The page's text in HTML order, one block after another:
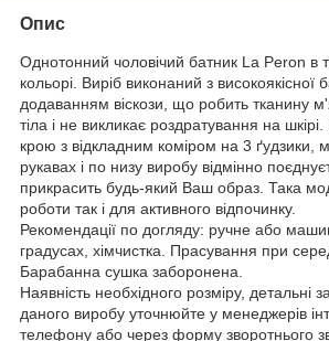
Опис
Однотонний чоловічий батник La Peron в
кольорі. Виріб виконаний з високоякісної
додаванням віскози, що робить тканину
тіла і не викликає роздратування на
крою з відкладним коміром на 3 ґудзики,
рукавах і по низу виробу відмінно
прикрасить будь-який Ваш образ. Така
роботи так і для активного відпочинку.
Рекомендації по догляду: ручне або
градусах, хімчистка. Прасування при
Барабанна сушка заборонена.
Наявність необхідного розміру, детальні
даного виробу уточнюйте у менеджерів
телефону або через форму зворотнього